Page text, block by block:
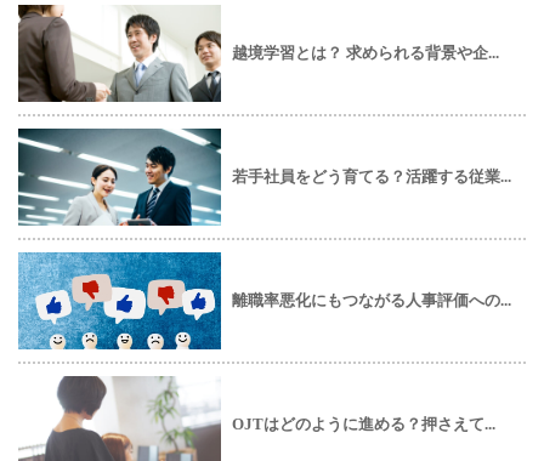
越境学習とは？ 求められる背景や企...
若手社員をどう育てる？活躍する従業...
離職率悪化にもつながる人事評価への...
OJTはどのように進める？押さえて...